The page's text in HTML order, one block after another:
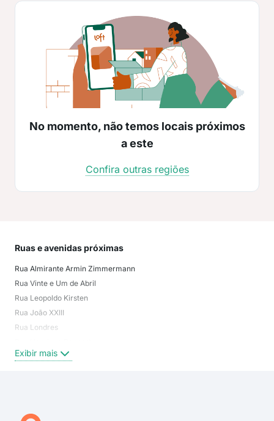
No momento, não temos locais próximos
a este
Confira outras regiões
Ruas e avenidas próximas
Rua Almirante Armin Zimmermann
Rua Vinte e Um de Abril
Rua Leopoldo Kirsten
Rua João XXIII
Rua Londres
Rua Dois de Setembro
Rua Augusto Sutter
Exibir mais